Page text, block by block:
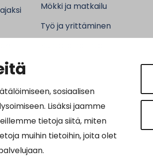
sosiaalisen
Lisäksi jaamme
tietoja siitä, miten
muihin tietoihin, joita olet
Mökki ja matkailu
Työ ja yrittäminen